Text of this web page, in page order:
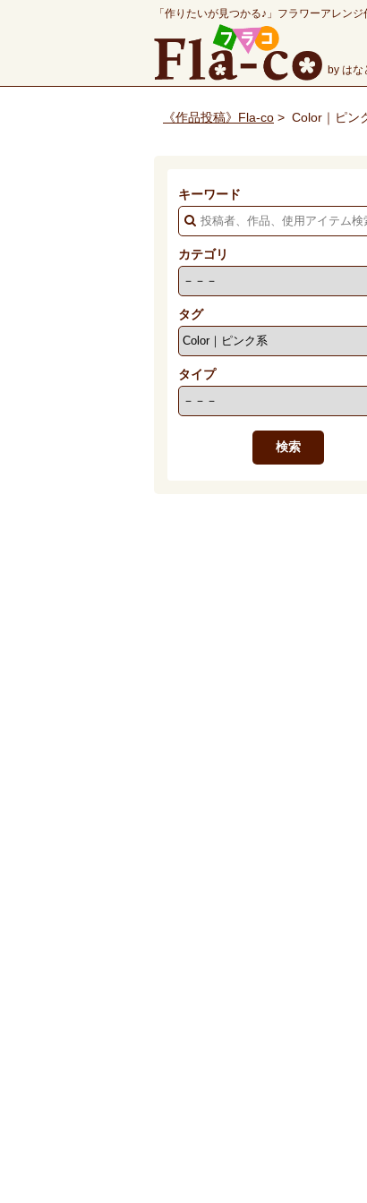
「作りたいが見つかる♪」フラワーアレンジ
by はな
《作品投稿》Fla-co > Color｜ピン
キーワード
カテゴリ
タグ
タイプ